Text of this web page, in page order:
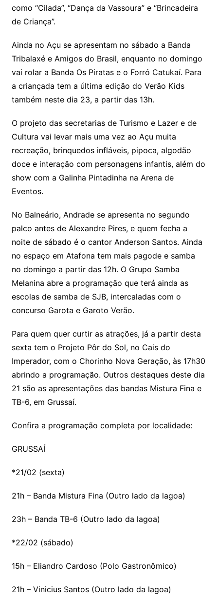
como “Cilada”, “Dança da Vassoura” e “Brincadeira
de Criança”.
Ainda no Açu se apresentam no sábado a Banda
Tribalaxé e Amigos do Brasil, enquanto no domingo
vai rolar a Banda Os Piratas e o Forró Catukaí. Para
a criançada tem a última edição do Verão Kids
também neste dia 23, a partir das 13h.
O projeto das secretarias de Turismo e Lazer e de
Cultura vai levar mais uma vez ao Açu muita
recreação, brinquedos infláveis, pipoca, algodão
doce e interação com personagens infantis, além do
show com a Galinha Pintadinha na Arena de
Eventos.
No Balneário, Andrade se apresenta no segundo
palco antes de Alexandre Pires, e quem fecha a
noite de sábado é o cantor Anderson Santos. Ainda
no espaço em Atafona tem mais pagode e samba
no domingo a partir das 12h. O Grupo Samba
Melanina abre a programação que terá ainda as
escolas de samba de SJB, intercaladas com o
concurso Garota e Garoto Verão.
Para quem quer curtir as atrações, já a partir desta
sexta tem o Projeto Pôr do Sol, no Cais do
Imperador, com o Chorinho Nova Geração, às 17h30
abrindo a programação. Outros destaques deste dia
21 são as apresentações das bandas Mistura Fina e
TB-6, em Grussaí.
Confira a programação completa por localidade:
GRUSSAÍ
*21/02 (sexta)
21h – Banda Mistura Fina (Outro lado da lagoa)
23h – Banda TB-6 (Outro lado da lagoa)
*22/02 (sábado)
15h – Eliandro Cardoso (Polo Gastronômico)
21h – Vinicius Santos (Outro lado da lagoa)